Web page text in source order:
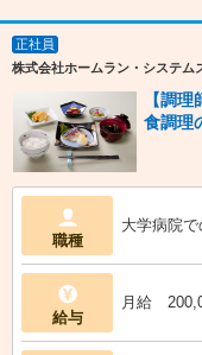
正社員
株式会社ホームラン・システム
【調
食調理
職種
大学病院
給与
月給